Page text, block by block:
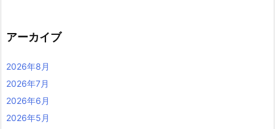
アーカイブ
2026年8月
2026年7月
2026年6月
2026年5月